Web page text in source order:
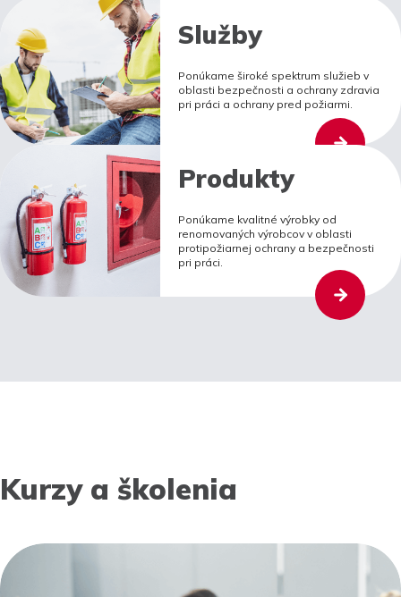
Služby
Ponúkame široké spektrum služieb v
oblasti bezpečnosti a ochrany zdravia
pri práci a ochrany pred požiarmi.
Produkty
Ponúkame kvalitné výrobky od
renomovaných výrobcov v oblasti
protipožiarnej ochrany a bezpečnosti
pri práci.
Kurzy a školenia